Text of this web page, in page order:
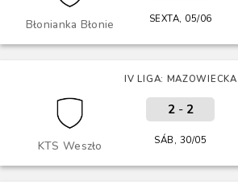
Błonianka Błonie SEXTA, 05/06
IV LIGA: MAZOWIECKA
KTS Weszło
2- 2
SÁB, 30/05